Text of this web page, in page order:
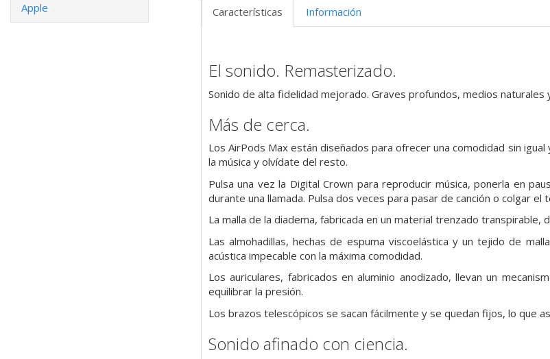
Apple Características Información
El sonido. Remasterizado.
Sonido de alta fidelidad mejorado. Graves profundos, medios naturales
Más de cerca.
Los AirPods Max están diseñados para ofrecer una comodidad sin
la música y olvídate del resto.
Pulsa una vez la Digital Crown para reproducir música, ponerla en
durante una llamada. Pulsa dos veces para pasar de canción o colgar
La malla de la diadema, fabricada en un material trenzado
Las almohadillas, hechas de espuma viscoelástica y un tejido de
acústica impecable con la máxima comodidad.
Los auriculares, fabricados en aluminio anodizado, llevan un
equilibrar la presión.
Los brazos telescópicos se sacan fácilmente y se quedan fijos, lo que
Sonido afinado con ciencia.